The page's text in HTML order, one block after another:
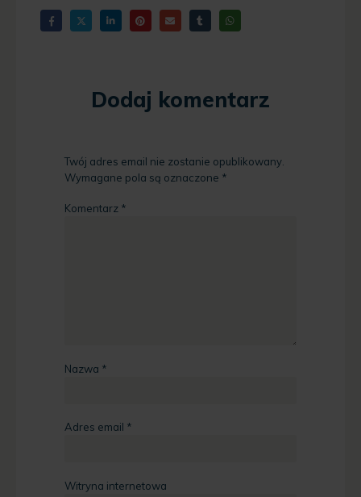
Dodaj komentarz
Twój adres email nie zostanie opublikowany.
Wymagane pola są oznaczone *
Komentarz *
Nazwa *
Adres email *
Witryna internetowa